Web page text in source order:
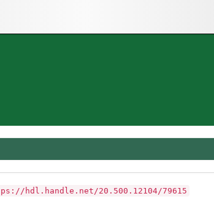
hdl.handle.net/20.500.12104/79615